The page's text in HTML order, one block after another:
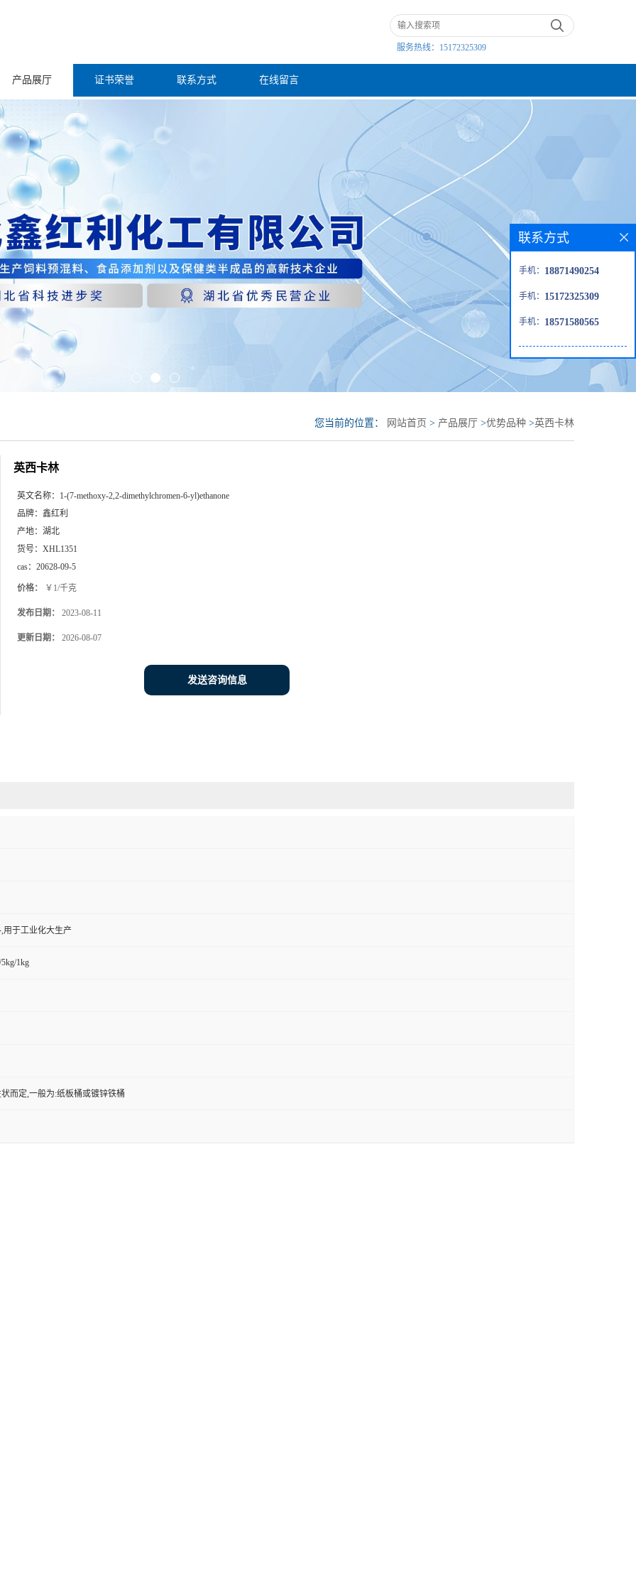
服务热线： 15172325309
产品展厅 证书荣誉 联系方式 在线留言
您当前的位置： 网站首页 > 产品展厅 >优势品种 >英西卡林
英西卡林
英文名称： 1-(7-methoxy-2,2-dimethylchromen-6-yl)ethanone
品牌： 鑫红利
产地： 湖北
货号： XHL1351
cas： 20628-09-5
价格： ￥1/千克
发布日期： 2023-08-11
更新日期： 2026-08-07
发送咨询信息
用于工业化大生产
1kg
而定,一般为:纸板桶或镀锌铁桶
联系方式
手机： 18871490254
手机： 15172325309
手机： 18571580565